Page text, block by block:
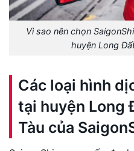
Vì sao nên chọn
huyện Long
Các loại hình
tại huyện Long
Tàu của